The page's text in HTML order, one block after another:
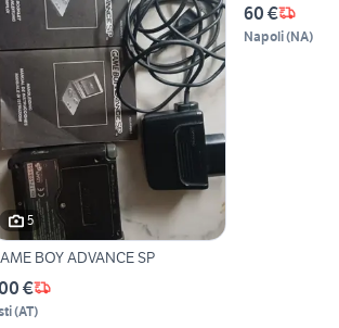
5
BOY ADVANCE SP
€
(AT)
60 €
Napoli(NA)